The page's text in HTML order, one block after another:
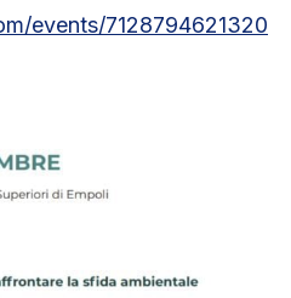
events/7128794621320